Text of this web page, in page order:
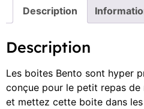
Description
Description
Les boites Bento sont hyper
conçue pour le petit repas
et mettez cette boite dans les